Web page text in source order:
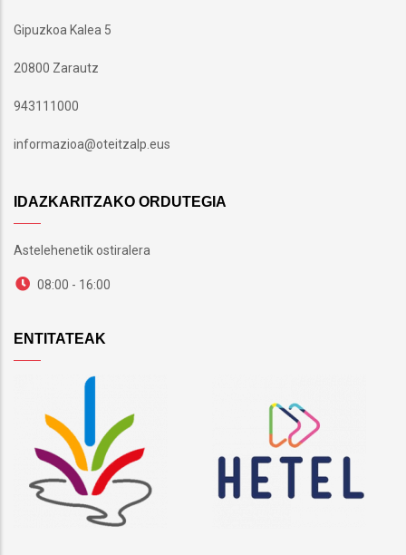
Gipuzkoa Kalea 5
20800 Zarautz
943111000
informazioa@oteitzalp.eus
IDAZKARITZAKO ORDUTEGIA
Astelehenetik ostiralera
08:00 - 16:00
ENTITATEAK